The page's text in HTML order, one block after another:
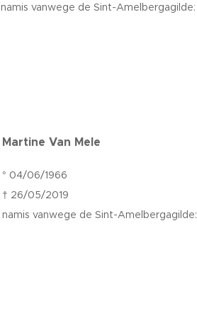
namis vanwege de Sint-Amelbergagilde:
Martine Van Mele
° 04/06/1966
† 26/05/2019
namis vanwege de Sint-Amelbergagilde: